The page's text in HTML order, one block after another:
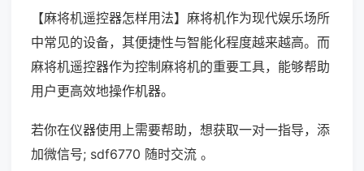
【麻将机遥控器怎样用法】麻将机作为现代娱乐场所
中常见的设备，其便捷性与智能化程度越来越高。而
麻将机遥控器作为控制麻将机的重要工具，能够帮助
用户更高效地操作机器。
若你在仪器使用上需要帮助，想获取一对一指导，添
加微信号; sdf6770 随时交流 。